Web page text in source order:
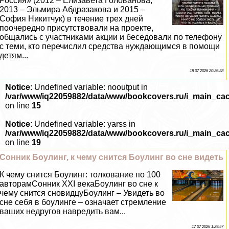
2013 – Эльмира Абдразакова и 2015 –
София Никитчук) в течение трех дней
поочередно присутствовали на проекте,
общались с участниками акции и беседовали по телефону
с теми, кто перечислил средства нуждающимся в помощи
детям...
18 07 2026 20:36:28
Notice: Undefined variable: nooutput in
/var/www/iq22059882/data/www/bookcovers.ru/
on line 15
Notice: Undefined variable: yarss in
/var/www/iq22059882/data/www/bookcovers.ru/
on line 19
Сонник Боулинг, к чему снится Боулинг во сне видеть
К чему снится Боулинг: толкование по 100
авторамСонник XXI векаБоулинг во сне к
чему снится сновидцуБоулинг – Увидеть во
сне себя в боулинге – означает стремление
ваших недругов навредить вам...
17 07 2026 1:29:57